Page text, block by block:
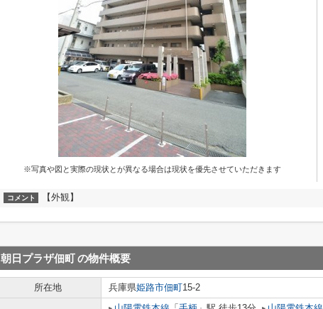
※写真や図と実際の現状とが異なる場合は現状を優先させていただきます
コメント 【外観】
朝日プラザ佃町の物件概要
所在地 兵庫県姫路市佃町15-2